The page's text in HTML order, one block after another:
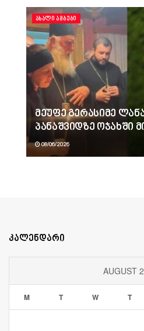
ᲐᲮᲐᲚᲘ ᲐᲛᲑᲔᲑᲘ
მეუფე გერასიმე
პანაშვიდზე ოჯახში
08/06/2026
კალენდარი
AUGUST
M T W T